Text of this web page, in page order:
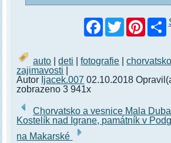
Facebook
Twitter
auto |deti |fotografie |chorvatsko
zajimavosti
Autor Ijacek.007 02.10.2018
zobrazeno 3 941x
Chorvatsko a vesnice Mala Duba
Kostelík nad Igrane, památník v
na Makarské